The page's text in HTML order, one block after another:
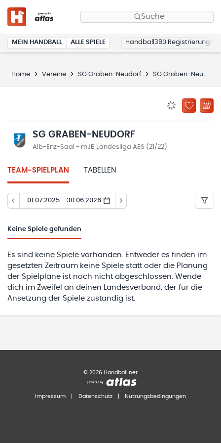
Suche
MEIN HANDBALL ALLE SPIELE Handball360 Registrierung
Home Vereine SG Graben-Neudorf SG Graben-Neudorf
ZU
SG GRABEN-NEUDORF
Alb-Enz-Saal - mJB Landesliga AES (21/22)
TEAM-SPIELPLAN TABELLEN
01.07.2025 - 30.06.2026
Keine Spiele gefunden
Es sind keine Spiele vorhanden. Entweder es finden im
gesetzten Zeitraum keine Spiele statt oder die Planung
der Spielpläne ist noch nicht abgeschlossen. Wende
dich im Zweifel an deinen Landesverband, der für die
Ansetzung der Spiele zuständig ist.
© 2026 Handball.net
Impressum Datenschutz Nutzungsbedingungen